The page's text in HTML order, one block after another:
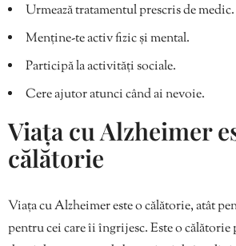
Urmează tratamentul prescris de medic.
Menține-te activ fizic și mental.
Participă la activități sociale.
Cere ajutor atunci când ai nevoie.
Viața cu Alzheimer
călătorie
Viața cu Alzheimer este o călătorie, atât
pentru cei care îi îngrijesc. Este o